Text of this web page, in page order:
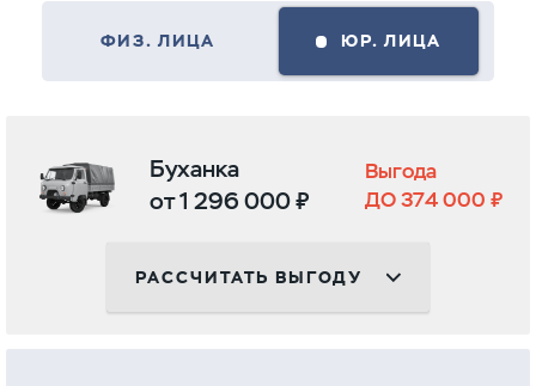
ФИЗ. ЛИЦА ЮР. ЛИЦА
Буханка
от 1 296 000 ₽
Выгода
ДО 374 000 ₽
РАССЧИТАТЬ ВЫГОДУ